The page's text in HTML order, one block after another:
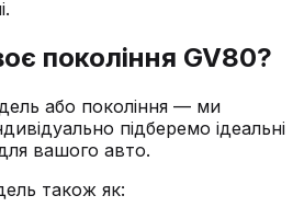
покоління GV80?
або покоління — ми
підберемо ідеальні
вашого авто.
також як: